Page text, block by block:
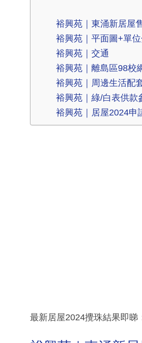
裕興苑｜東涌新居屋
裕興苑｜平面圖+單
裕興苑｜交通
裕興苑｜離島區98校
裕興苑｜周邊生活配
裕興苑｜綠/白表供款
裕興苑｜居屋2024申
最新居屋2024攪珠結果即睇